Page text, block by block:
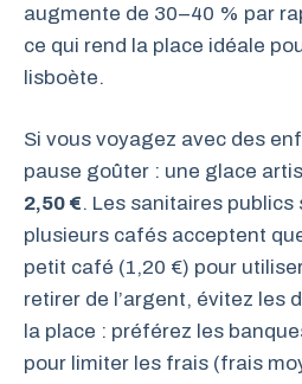
augmente de 30–40 % par
ce qui rend la place idéale
lisboète.
Si vous voyagez avec des
pause goûter : une glace
2,50 €. Les sanitaires
plusieurs cafés acceptent
petit café (1,20 €) pour
retirer de l’argent, évitez les
la place : préférez les
pour limiter les frais (frais